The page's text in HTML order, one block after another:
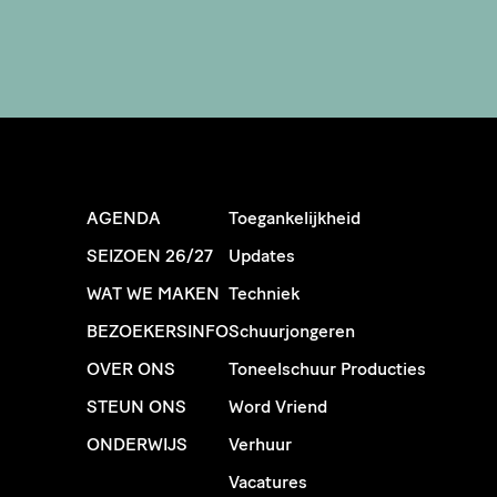
AGENDA
SEIZOEN 26/27
WAT WE MAKEN
BEZOEKERSINFO
OVER ONS
STEUN ONS
ONDERWIJS
Toegankelijkheid
Updates
Techniek
Schuurjongeren
Toneelschuur Producties
Word Vriend
Verhuur
Vacatures